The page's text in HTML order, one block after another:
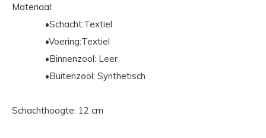
Materiaal:
•Schacht:Textiel
•Voering:Textiel
•Binnenzool: Leer
•Buitenzool: Synthetisch
Schachthoogte: 12 cm